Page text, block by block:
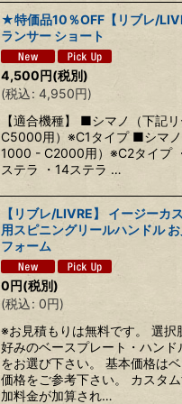
★特価品10％OFF【リブレ/
ランサー ショート
4,500円(税別)
(税込: 4,950円)
【適合機種】 ■シマノ（下記
C5000用）※C1タイプ ■シマ
1000 - C2000用）※C2タイプ
ステラ ・14ステラ …
【リブレ/LIVRE】 イージーカ
用スピニングリールハンドル
フォーム
0円(税別)
(税込: 0円)
※お見積もりは無料です。 選択
好みのベースプレート・ハンド
をお選び下さい。 基本価格は
価格をご参考下さい。 カスタ
加料金が加算され…